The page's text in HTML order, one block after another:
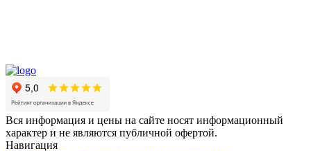
Вся информация и цены на сайте носят информационный
характер и не являются публичной офертой.
Навигация